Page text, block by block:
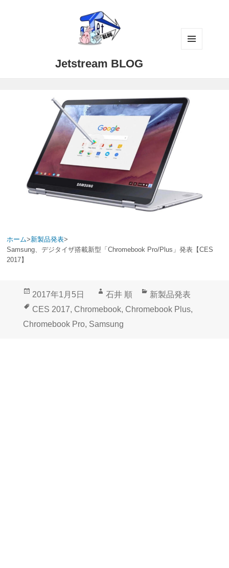
Jetstream BLOG
ホーム>新製品発表>
Samsung、デジタイザ搭載新型「Chromebook Pro/Plus」発表【CES
2017】
投
稿
日:
2017年1月5日
作
成
者
石井 順
カ
テ
新製品発表
タ
グ
CES 2017, Chromebook, Chromebook Plus,
Chromebook Pro, Samsung